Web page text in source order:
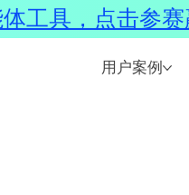
用户案例
工具，点击参